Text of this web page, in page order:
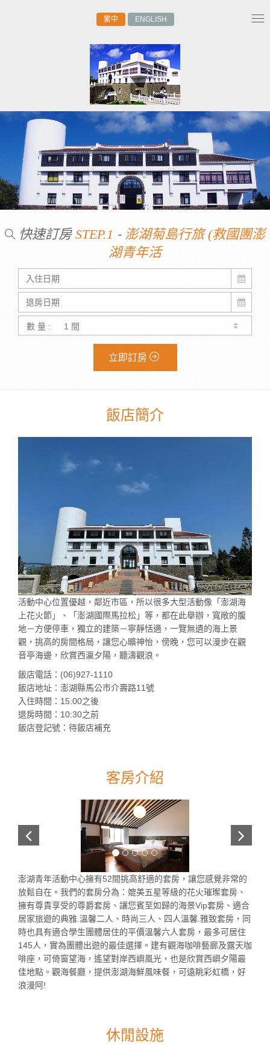
繁中 ENGLISH
快速訂房 STEP.1 - 澎湖菊島行旅 (救國團澎
湖青年活
數 量 :
立即訂房
飯店簡介
活動中心位置優越，鄰近市區，所以很多大型活動像「澎湖海
上花火節」、「澎湖國際馬拉松」等，都在此舉辦，寬敞的腹
地－方便停車，獨立的建築－寧靜恬適，一覽無遺的海上景
觀，挑高的房間格局，讓您心曠神怡，傍晚，您可以漫步在觀
音亭海邊，欣賞西瀛夕陽，聽濤觀浪。
飯店電話：(06)927-1110
飯店地址：澎湖縣馬公市介壽路11號
入住時間：15:00之後
退房時間：10:30之前
飯店登記號：待飯店補充
客房介紹
澎湖青年活動中心擁有52間挑高舒適的套房，讓您感覺非常的
放鬆自在。我們的套房分為：媲美五星等級的花火璀璨套房、
擁有尊貴享受的尊爵套房、讓您賓至如歸的海景Vip套房、適合
居家旅遊的典雅.溫馨二人、時尚三人、四人溫馨.雅致套房，同
時也具有適合學生團體居住的平價溫馨六人套房，最多可居住
145人，實為團體出遊的最佳選擇。建有觀海咖啡藝廊及露天咖
啡座，可倚窗望海，遙望對岸西嶼風光，也是欣賞西嶼夕陽最
佳地點。觀海餐廳，提供澎湖海鮮風味餐，可遠眺彩虹橋，好
浪漫阿!
休閒設施